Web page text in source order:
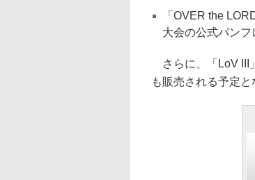
「OVER the
大会の公式パンフ
さらに、「LoV III
も販売される予定と